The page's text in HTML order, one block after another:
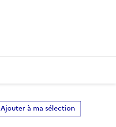
Ajouter à ma sélection